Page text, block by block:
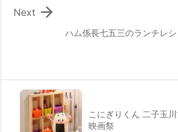
ハム係長七五三のランチレ

Next
こにぎりくん 二子玉
映画祭